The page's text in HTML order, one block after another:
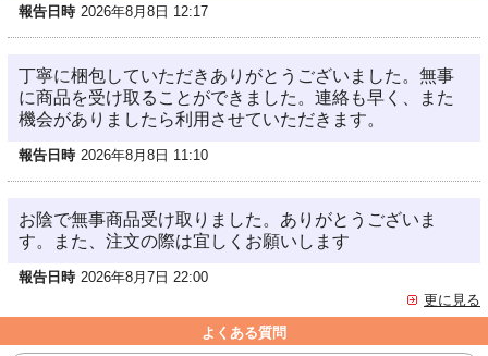
報告日時 2026年8月8日 12:17
丁寧に梱包していただきありがとうございました。無事
に商品を受け取ることができました。連絡も早く、また
機会がありましたら利用させていただきます。
報告日時 2026年8月8日 11:10
お陰で無事商品受け取りました。ありがとうございま
す。また、注文の際は宜しくお願いします
報告日時 2026年8月7日 22:00
更に見る
よくある質問